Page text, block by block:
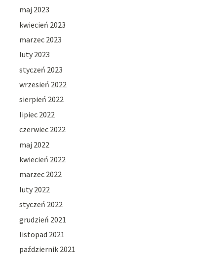
maj 2023
kwiecień 2023
marzec 2023
luty 2023
styczeń 2023
wrzesień 2022
sierpień 2022
lipiec 2022
czerwiec 2022
maj 2022
kwiecień 2022
marzec 2022
luty 2022
styczeń 2022
grudzień 2021
listopad 2021
październik 2021